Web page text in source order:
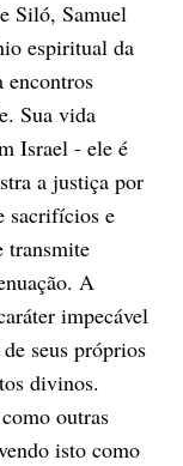
Siló, Samuel
espiritual da
encontros
Sua vida
Israel - ele é
a justiça por
sacrifícios e
transmite
A
impecável
seus próprios
divinos.
outras
isto como